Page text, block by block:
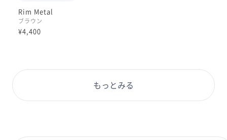
Rim Metal
ブラウン
¥4,400
もっとみる